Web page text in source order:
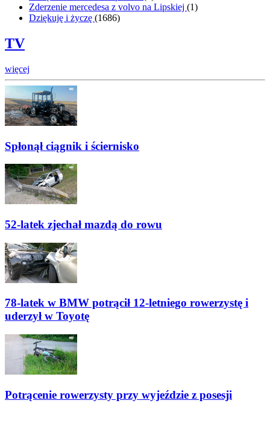
Zderzenie mercedesa z volvo na Lipskiej (1)
Dziękuję i życzę (1686)
TV
więcej
Spłonął ciągnik i ściernisko
52-latek zjechał mazdą do rowu
78-latek w BMW potrącił 12-letniego rowerzystę i
uderzył w Toyotę
Potrącenie rowerzysty przy wyjeździe z posesji